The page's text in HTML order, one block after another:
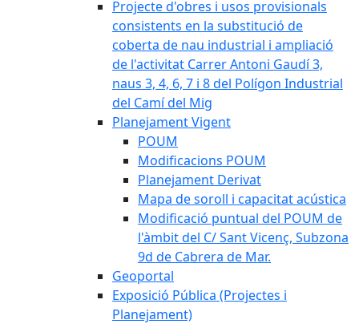
Projecte d'obres i usos provisionals
consistents en la substitució de
coberta de nau industrial i ampliació
de l'activitat Carrer Antoni Gaudí 3,
naus 3, 4, 6, 7 i 8 del Polígon Industrial
del Camí del Mig
Planejament Vigent
POUM
Modificacions POUM
Planejament Derivat
Mapa de soroll i capacitat acústica
Modificació puntual del POUM de
l'àmbit del C/ Sant Vicenç, Subzona
9d de Cabrera de Mar.
Geoportal
Exposició Pública (Projectes i
Planejament)